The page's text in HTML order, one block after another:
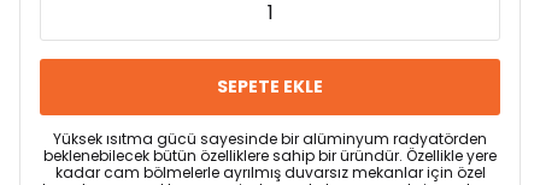
SEPETE EKLE
Yüksek ısıtma gücü sayesinde bir alüminyum radyatörden
beklenebilecek bütün özelliklere sahip bir üründür. Özellikle yere
kadar cam bölmelerle ayrılmış duvarsız mekanlar için özel